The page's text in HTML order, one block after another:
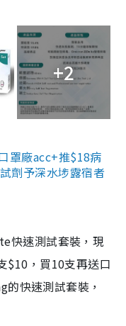
+2
罩廠acc+推$18病
劑予深水埗露宿者
快速測試套裝，現
$10，買10支再送口
快速測試套裝，